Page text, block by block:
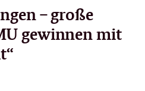
– große
gewinnen mit